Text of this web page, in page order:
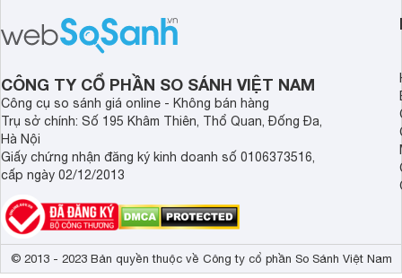
CÔNG TY CỔ PHẦN SO SÁNH VIỆT NAM
Công cụ so sánh giá online - Không bán hàng
Trụ sở chính: Số 195 Khâm Thiên, Thổ Quan, Đống Đa,
Hà Nội
Giấy chứng nhận đăng ký kinh doanh số 0106373516,
cấp ngày 02/12/2013
© 2013 - 2023 Bản quyền thuộc về Công ty cổ phần So Sánh Việt Nam